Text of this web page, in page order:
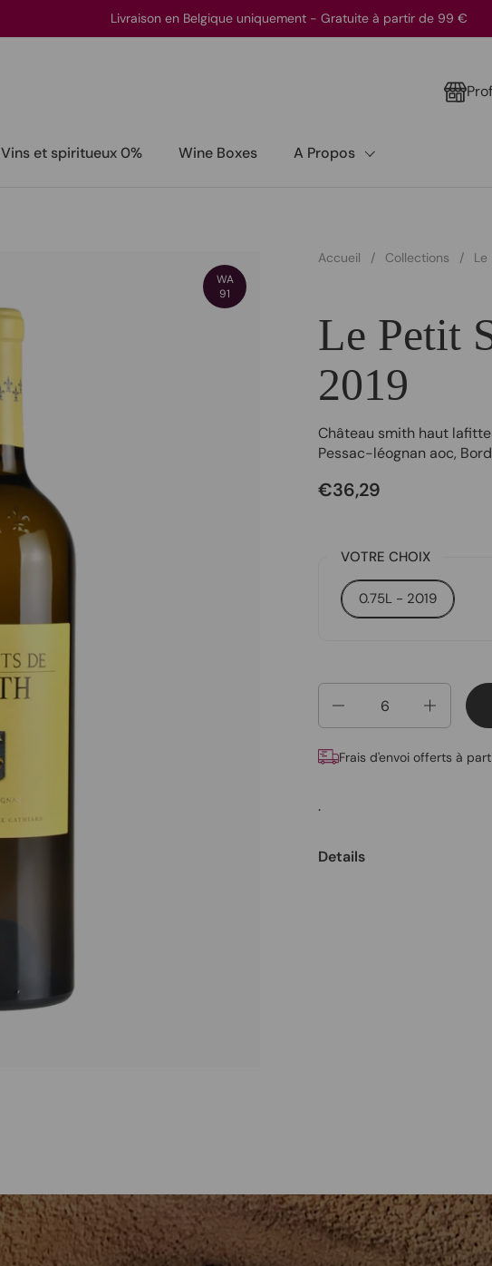
Livraison en Belgique uniquement - Gratuite à partir de 99 €
Vins et spiritueux 0% Wine Boxes A Propos
WA
91
Accueil / Collections / Le
Le Petit
2019
Château smith haut lafitte
Pessac-léognan aoc,
€36,29
VOTRE CHOIX
0.75L - 2019
Frais d'envoi offerts à
.
Details